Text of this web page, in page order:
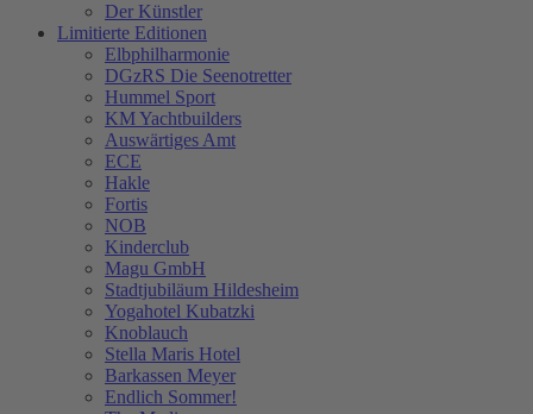
Der Künstler
Limitierte Editionen
Elbphilharmonie
DGzRS Die Seenotretter
Hummel Sport
KM Yachtbuilders
Auswärtiges Amt
ECE
Hakle
Fortis
NOB
Kinderclub
Magu GmbH
Stadtjubiläum Hildesheim
Yogahotel Kubatzki
Knoblauch
Stella Maris Hotel
Barkassen Meyer
Endlich Sommer!